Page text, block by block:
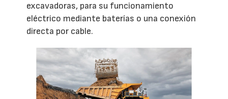
excavadoras, para su funcionamiento
eléctrico mediante baterías o una conexión
directa por cable.